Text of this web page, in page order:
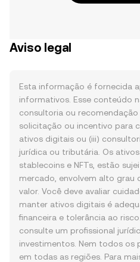
Aviso legal
Esta informação é fornecida
informativos. Esse conteúdo
consultoria ou
solicitação ou incentivo para
ativos digitais ou (iii)
jurídica ou tributária. Os
stablecoins e NFTs, estão
mercado, envolvem alto grau
valor. Você deve avaliar
manter ativos digitais é
financeira e tolerância ao
consulte um profissional
investimentos. Nem todos
em todas as regiões. Para